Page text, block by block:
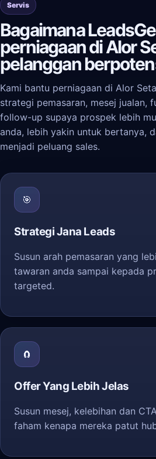
Servis
Bagaimana
perniagaan di Alor
pelanggan
Kami bantu perniagaan di Alor
strategi pemasaran, mesej jualan,
follow-up supaya prospek lebih
anda, lebih yakin untuk bertanya,
menjadi peluang sales.
🎯
Strategi Jana Leads
Susun arah pemasaran yang
tawaran anda sampai kepada
targeted.
🧲
Offer Yang Lebih Jelas
Susun mesej, kelebihan dan
faham kenapa mereka patut